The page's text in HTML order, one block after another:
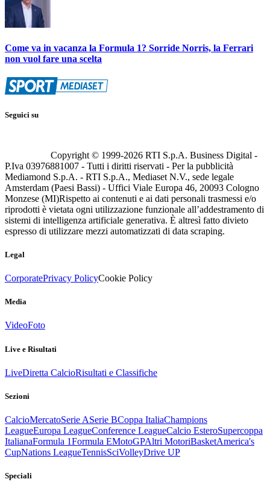
Come va in vacanza la Formula 1? Sorride Norris, la Ferrari
non vuol fare una scelta
Seguici su
Copyright © 1999-2026 RTI S.p.A. Business Digital -
P.Iva 03976881007 - Tutti i diritti riservati - Per la pubblicità
Mediamond S.p.A. - RTI S.p.A., Mediaset N.V., sede legale
Amsterdam (Paesi Bassi) - Uffici Viale Europa 46, 20093 Cologno
Monzese (MI)Rispetto ai contenuti e ai dati personali trasmessi e/o
riprodotti è vietata ogni utilizzazione funzionale all’addestramento di
sistemi di intelligenza artificiale generativa. È altresì fatto divieto
espresso di utilizzare mezzi automatizzati di data scraping.
Legal
CorporatePrivacy PolicyCookie Policy
Media
VideoFoto
Live e Risultati
LiveDiretta CalcioRisultati e Classifiche
Sezioni
CalcioMercatoSerie ASerie BCoppa ItaliaChampions
LeagueEuropa LeagueConference LeagueCalcio EsteroSupercoppa
ItalianaFormula 1Formula EMotoGPAltri MotoriBasketAmerica's
CupNations LeagueTennisSciVolleyDrive UP
Speciali